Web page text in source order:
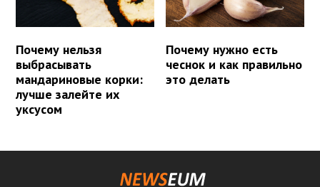
Почему нельзя
выбрасывать
мандариновые корки:
лучше залейте их
уксусом
Почему нужно есть
чеснок и как правильно
это делать